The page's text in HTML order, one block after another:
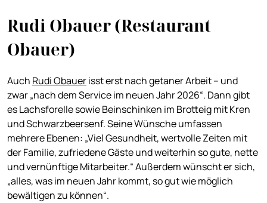
Rudi Obauer (Restaurant
Obauer)
Auch Rudi Obauerisst erst nach getaner Arbeit – und
zwar „nach dem Service im neuen Jahr 2026“. Dann gibt
es Lachsforelle sowie Beinschinken im Brotteig mit Kren
und Schwarzbeersenf. Seine Wünsche umfassen
mehrere Ebenen: „Viel Gesundheit, wertvolle Zeiten mit
der Familie, zufriedene Gäste und weiterhin so gute, nette
und vernünftige Mitarbeiter.“ Außerdem wünscht er sich,
„alles, was im neuen Jahr kommt, so gut wie möglich
bewältigen zu können“.